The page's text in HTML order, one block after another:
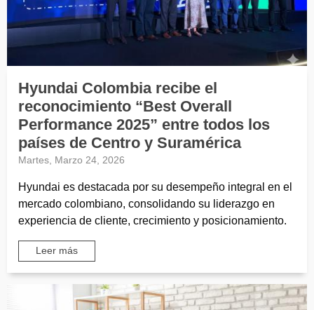
Hyundai Colombia recibe el
reconocimiento “Best Overall
Performance 2025” entre todos los
países de Centro y Suramérica
Martes, Marzo 24, 2026
Hyundai es destacada por su desempeño integral en el
mercado colombiano, consolidando su liderazgo en
experiencia de cliente, crecimiento y posicionamiento.
Leer más